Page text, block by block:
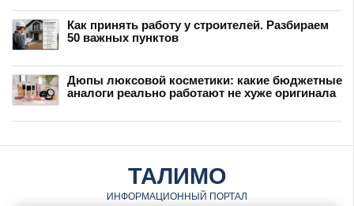
Как принять работу у строителей. Разбираем
50 важных пунктов
Дюпы люксовой косметики: какие бюджетные
аналоги реально работают не хуже оригинала
ТАЛИМО
ИНФОРМАЦИОННЫЙ ПОРТАЛ